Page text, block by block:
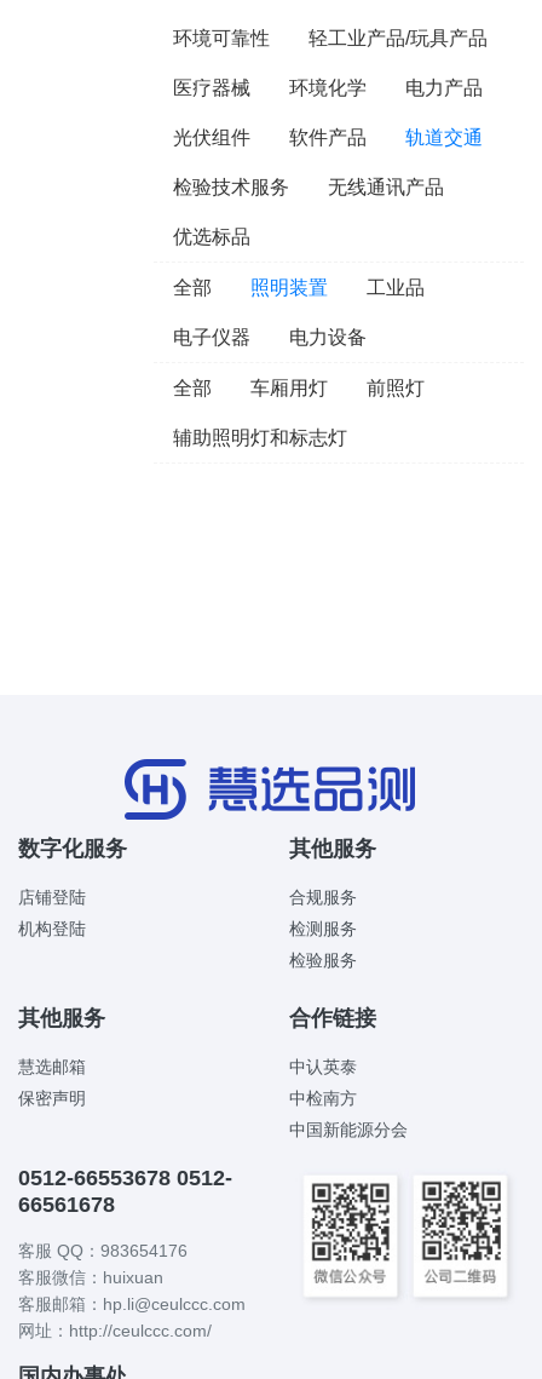
环境可靠性 轻工业产品/玩具产品
医疗器械 环境化学 电力产品
光伏组件 软件产品 轨道交通
检验技术服务 无线通讯产品
优选标品
全部 照明装置 工业品
电子仪器 电力设备
全部 车厢用灯 前照灯
辅助照明灯和标志灯
数字化服务
店铺登陆
机构登陆
其他服务
合规服务
检测服务
检验服务
其他服务
慧选邮箱
保密声明
合作链接
中认英泰
中检南方
中国新能源分会
0512-66553678 0512-
66561678
客服 QQ：983654176
客服微信：huixuan
客服邮箱：hp.li@ceulccc.com
网址：http://ceulccc.com/